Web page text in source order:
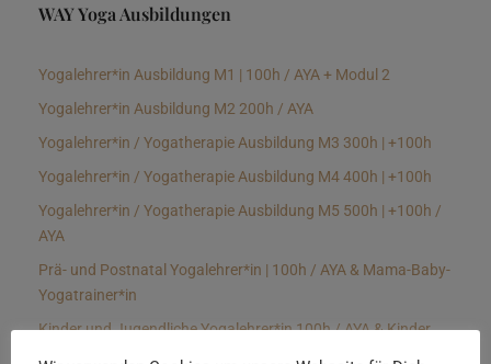
WAY Yoga Ausbildungen
Yogalehrer*in Ausbildung M1 | 100h / AYA + Modul 2
Yogalehrer*in Ausbildung M2 200h / AYA
Yogalehrer*in / Yogatherapie Ausbildung M3 300h | +100h
Yogalehrer*in / Yogatherapie Ausbildung M4 400h | +100h
Yogalehrer*in / Yogatherapie Ausbildung M5 500h | +100h /
AYA
Prä- und Postnatal Yogalehrer*in | 100h / AYA & Mama-Baby-
Yogatrainer*in
Kinder und Jugendliche Yogalehrer*in 100h / AYA & Kinder